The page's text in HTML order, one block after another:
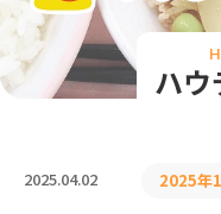
ハウ
2025.04.02 2025年